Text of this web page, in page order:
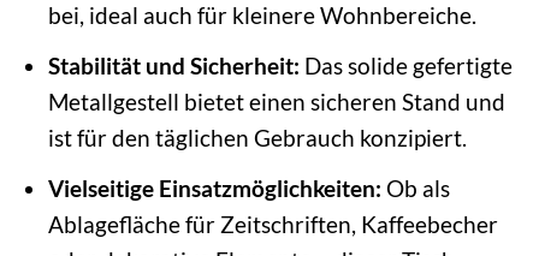
bei, ideal auch für kleinere Wohnbereiche.
Stabilität und Sicherheit: Das solide gefertigte
Metallgestell bietet einen sicheren Stand und
ist für den täglichen Gebrauch konzipiert.
Vielseitige Einsatzmöglichkeiten: Ob als
Ablagefläche für Zeitschriften, Kaffeebecher